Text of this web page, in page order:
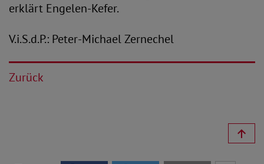
erklärt Engelen-Kefer.
V.i.S.d.P.: Peter-Michael Zernechel
Zurück